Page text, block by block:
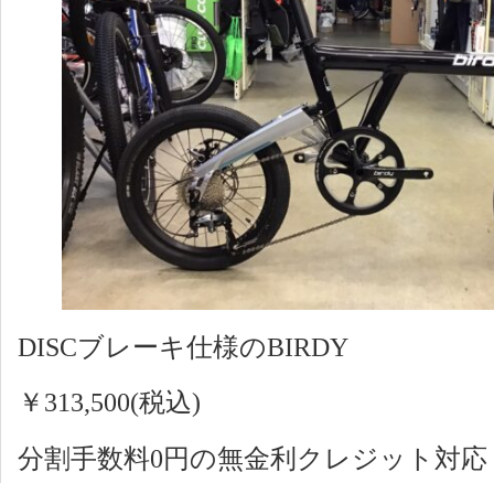
DISCブレーキ仕様のBIRDY
￥313,500(税込)
分割手数料0円の無金利クレジット対